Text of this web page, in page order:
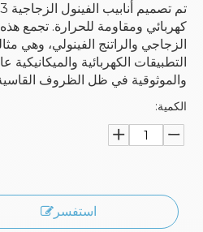
كهربائي ومقاومة للحرارة. تجمع هذه
الزجاجي والراتنج الفينولي، وهي
التطبيقات الكهربائية والميكانيكية
والموثوقية في ظل الظروف
الكمية:
استفسر